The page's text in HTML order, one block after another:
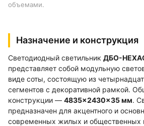
объемами.
Назначение и конструкция
Светодиодный светильник ДБО-
представляет собой модульную
виде соты, состоящую из
сегментов с декоративной рамкой.
конструкции — 4835×2430×35 мм.
предназначен для акцентного и
современных жилых и общественных